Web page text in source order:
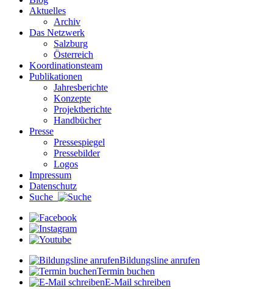
Aktuelles
Archiv
Das Netzwerk
Salzburg
Österreich
Koordinationsteam
Publikationen
Jahresberichte
Konzepte
Projektberichte
Handbücher
Presse
Pressespiegel
Pressebilder
Logos
Impressum
Datenschutz
Suche
Bildungsline anrufen
Termin buchen
E-Mail schreiben